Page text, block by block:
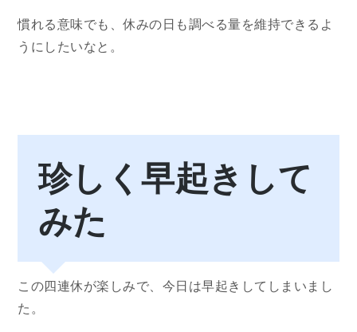
慣れる意味でも、休みの日も調べる量を維持できるよ
うにしたいなと。
珍しく早起きして
みた
この四連休が楽しみで、今日は早起きしてしまいまし
た。